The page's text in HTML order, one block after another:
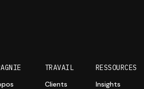
TRAVAIL
Clients
RESSOURCES
Insights